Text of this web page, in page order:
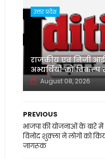
उत्तर प्रदेश
‌राजकीय एवं निजी
अभ्यर्थियों को
August 08, 2026
PREVIOUS
भाजपा की योजनाओं के बारे में
विनोद शुक्ला ने लोगों को
जागरूक